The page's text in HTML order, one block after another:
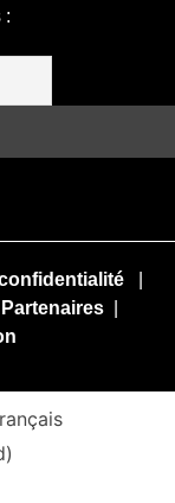
:
Partenaires|
)